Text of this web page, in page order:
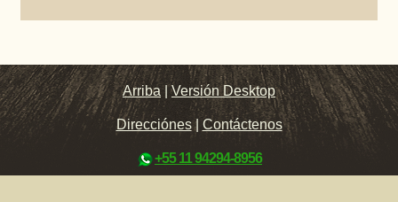
Arriba |Versión Desktop
Direcciónes| Contáctenos
+55 11 94294-8956